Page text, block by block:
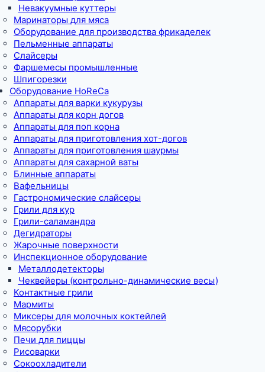
Невакуумные куттеры
Маринаторы для мяса
Оборудование для производства фрикаделек
Пельменные аппараты
Слайсеры
Фаршемесы промышленные
Шпигорезки
Оборудование HoReCa
Аппараты для варки кукурузы
Аппараты для корн догов
Аппараты для поп корна
Аппараты для приготовления хот-догов
Аппараты для приготовления шаурмы
Аппараты для сахарной ваты
Блинные аппараты
Вафельницы
Гастрономические слайсеры
Грили для кур
Грили-саламандра
Дегидраторы
Жарочные поверхности
Инспекционное оборудование
Металлодетекторы
Чеквейеры (контрольно-динамические весы)
Контактные грили
Мармиты
Миксеры для молочных коктейлей
Мясорубки
Печи для пиццы
Рисоварки
Сокоохладители